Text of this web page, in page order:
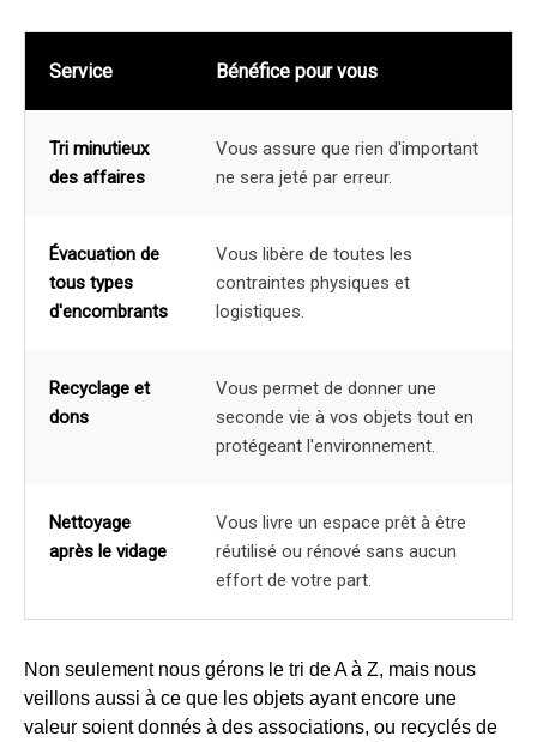
Service Bénéfice pour vous
Tri minutieux
des affaires
Vous assure que rien d'important
ne sera jeté par erreur.
Évacuation de
tous types
d'encombrants
Vous libère de toutes les
contraintes physiques et
logistiques.
Recyclage et
dons
Vous permet de donner une
seconde vie à vos objets tout en
protégeant l'environnement.
Nettoyage
après le vidage
Vous livre un espace prêt à être
réutilisé ou rénové sans aucun
effort de votre part.
Non seulement nous gérons le tri de A à Z, mais nous
veillons aussi à ce que les objets ayant encore une
valeur soient donnés à des associations, ou recyclés de